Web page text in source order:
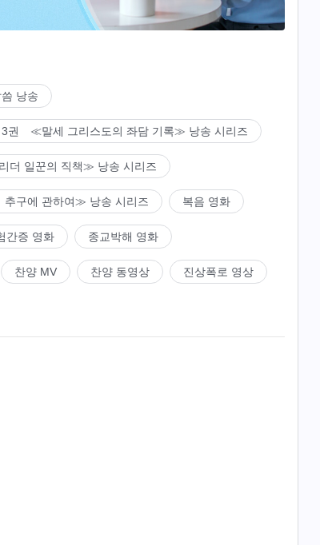
낭송
3권 ≪말세 그리스도의 좌담 기록≫ 낭송 시리즈
일꾼의 직책≫ 낭송 시리즈
구에 관하여≫ 낭송 시리즈 복음 영화
간증 영화 종교박해 영화
찬양 MV 찬양 동영상 진상폭로 영상